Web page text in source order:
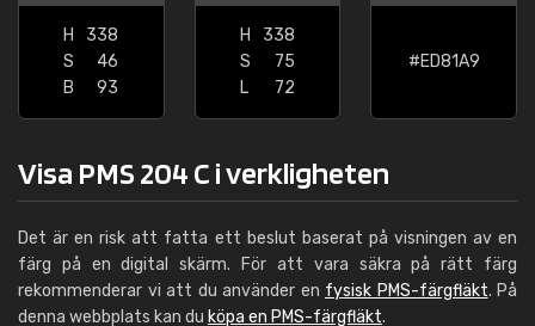
H
338
S
46
B
93
H
338
S
75
L
72
#ED81A9
Visa PMS 204 C i verkligheten
Det är en risk att fatta ett beslut baserat på visningen av en
färg på en digital skärm. För att vara säkra på rätt färg
rekommenderar vi att du använder en fysisk PMS-färgfläkt. På
denna webbplats kan du köpa en PMS-färgfläkt.